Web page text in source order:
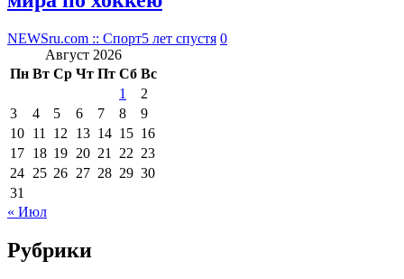
NEWSru.com :: Спорт5 лет спустя 0
Август 2026
Пн Вт Ср Чт Пт Сб Вс
1
2
3
4 5 6 7 8
9
10 11 12 13 14 15 16
17 18 19 20 21 22 23
24 25 26 27 28 29 30
31
« Июл
Рубрики